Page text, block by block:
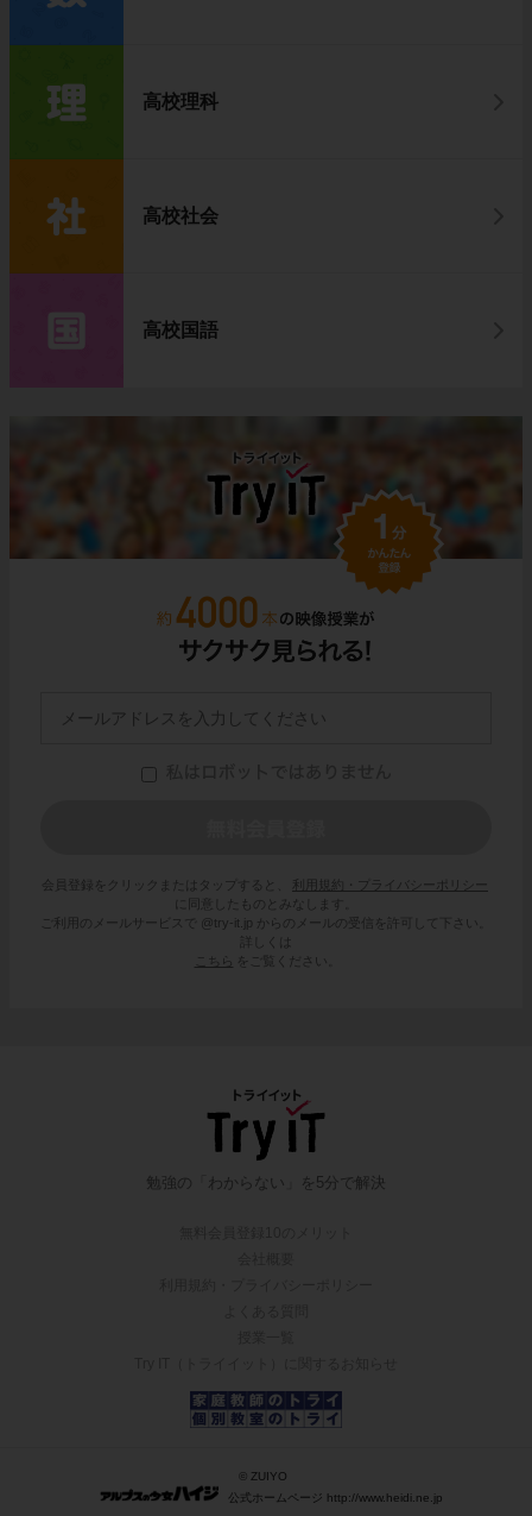
高校理科
高校社会
高校国語
会員登録をクリックまたはタップすると、
利用規約・プライバシーポリシー
に同意したものとみなします。
ご利用のメールサービスで @try-it.jp からのメールの受信を許可して下さい。
詳しくは
こちら
をご覧ください。
勉強の「わからない」を5分で解決
© ZUIYO
公式ホームページ http://www.heidi.ne.jp